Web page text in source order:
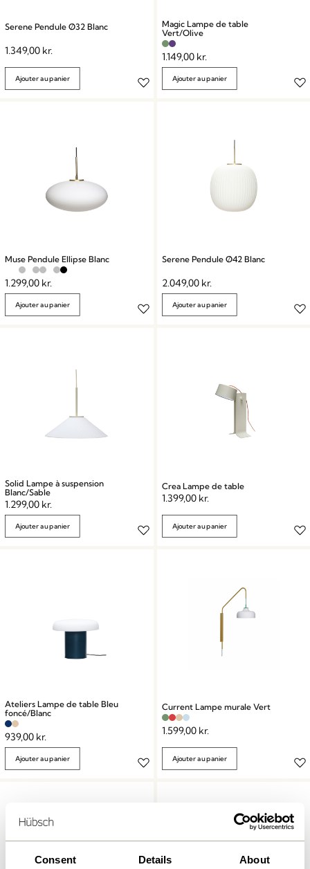
Consent Details About
Serene Pendule Ø32 Blanc
1.349,00 kr.
Ajouter au panier
Magic Lampe de table
Vert/Olive
1.149,00 kr.
Ajouter au panier
Muse Pendule Ellipse Blanc
1.299,00 kr.
Ajouter au panier
Serene Pendule Ø42 Blanc
2.049,00 kr.
Ajouter au panier
Solid Lampe à suspension
Blanc/Sable
1.299,00 kr.
Ajouter au panier
Crea Lampe de table
1.399,00 kr.
Ajouter au panier
Ateliers Lampe de table Bleu
foncé/Blanc
939,00 kr.
Ajouter au panier
Current Lampe murale Vert
1.599,00 kr.
Ajouter au panier